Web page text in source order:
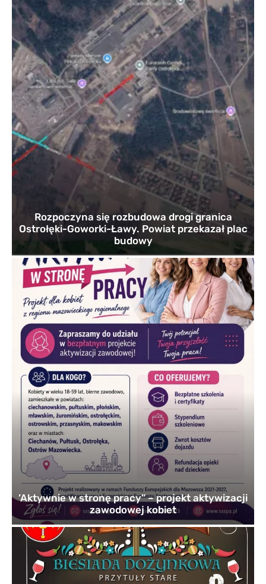
Rozpoczyna się rozbudowa drogi granica
Ostrołęki-Goworki-Ławy. Powiat przekazał plac
budowy
’Aktywnie w stronę pracy” – projekt aktywizacji
zawodowej kobiet